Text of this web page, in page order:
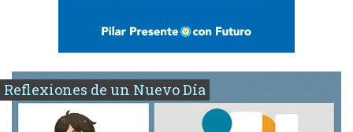
Reflexiones de un Nuevo Día